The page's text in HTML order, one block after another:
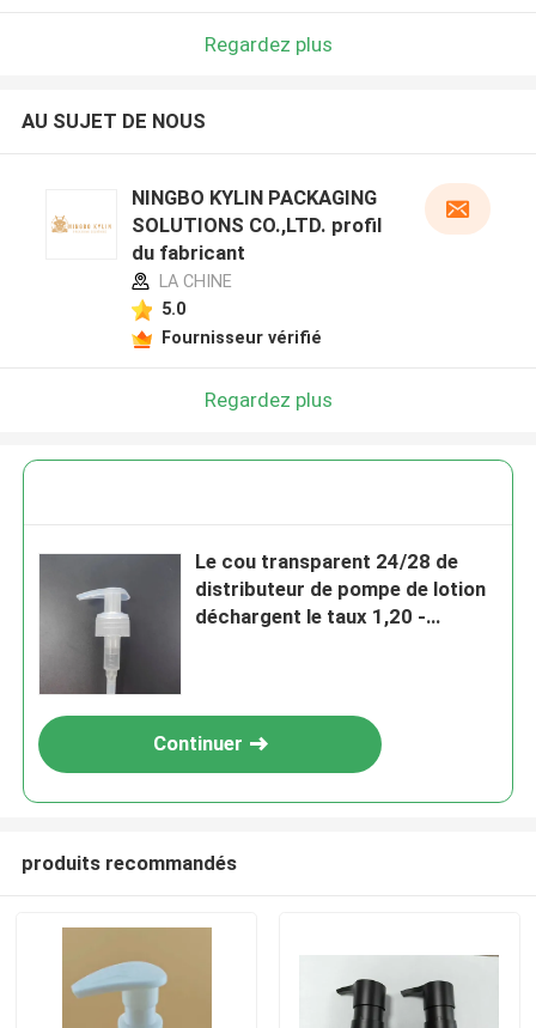
Regardez plus
AU SUJET DE NOUS
NINGBO KYLIN PACKAGING
SOLUTIONS CO.,LTD. profil
du fabricant
LA CHINE
5.0
Fournisseur vérifié
Regardez plus
Le cou transparent 24/28 de
distributeur de pompe de lotion
déchargent le taux 1,20 -
Continuer
produits recommandés